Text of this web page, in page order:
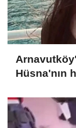
Hüsna'nın